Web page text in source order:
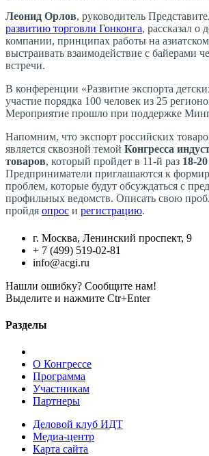
Леонид Орлов, руководитель
развитию торговли Гонконга, рассказал о
компании, принципах работы на
выстраивать взаимодействие с байерами
встречи.
В конференции «Развитие экспорта
участие порядка 100 человек из 25
Мероприятие прошло при поддержке
Напомним, что экспорт российских
является сквозной темой Конгресса
товаров, который пройдет в 11-й раз 18-
Предприниматели приглашаются к
проблем, которые будут обсуждаться с
профильных ведомств. Описать свою
пройдя опрос и регистрацию.
г. Москва, Ленинский проспект, 9
+ 7 (499) 519-02-81
info@acgi.ru
Нашли ошибку? Сообщите нам!
Выделите и нажмите Ctr+Enter
Разделы
О Конгрессе
Программа
Участникам
Партнеры
Деловой клуб ИДТ
Медиа-центр
Карта сайта